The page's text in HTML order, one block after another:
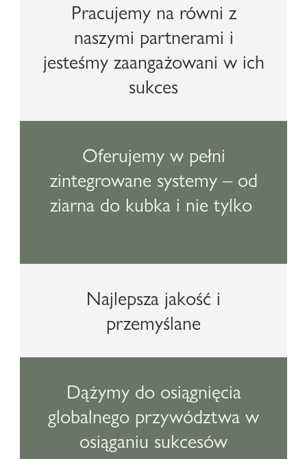
Pracujemy na równi z
naszymi partnerami i
jesteśmy zaangażowani w ich
sukces
Oferujemy w pełni
zintegrowane systemy – od
ziarna do kubka i nie tylko
Najlepsza jakość i
przemyślane
Dążymy do osiągnięcia
globalnego przywództwa w
osiąganiu sukcesów